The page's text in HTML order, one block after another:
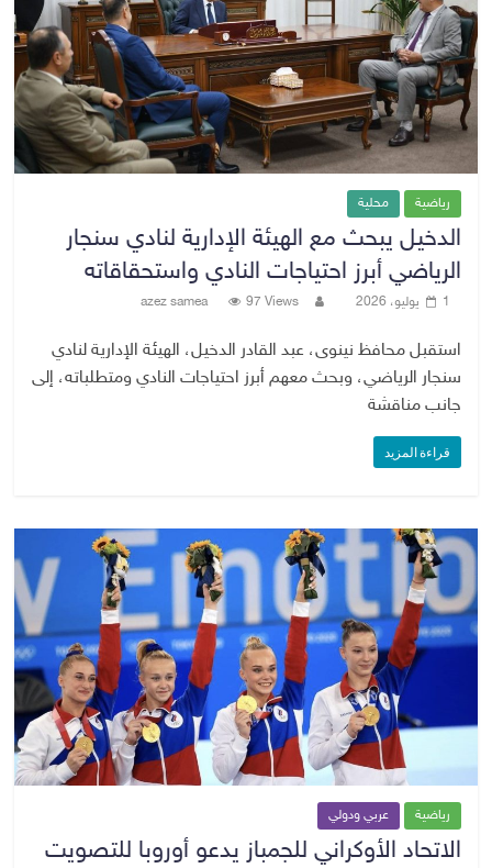
رياضية محلية
الدخيل يبحث مع الهيئة الإدارية لنادي سنجار
الرياضي أبرز احتياجات النادي واستحقاقاته
1 يوليو، 2026 azez samea 97 Views
استقبل محافظ نينوى، عبد القادر الدخيل، الهيئة الإدارية لنادي
سنجار الرياضي، وبحث معهم أبرز احتياجات النادي ومتطلباته، إلى
جانب مناقشة
قراءة المزيد
رياضية عربي ودولي
الاتحاد الأوكراني للجمباز يدعو أوروبا للتصويت